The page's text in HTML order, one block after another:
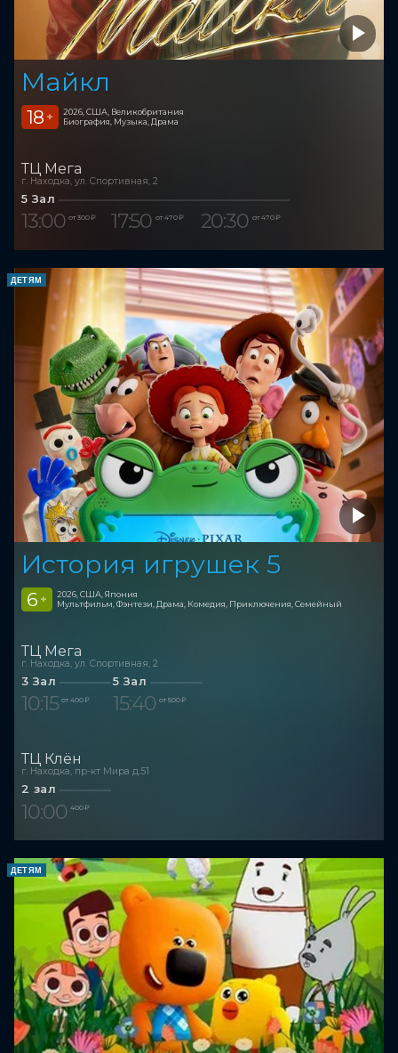
Майкл
18 +
2026, США, Великобритания
Биография, Музыка, Драма
ТЦ Мега
г. Находка, ул. Спортивная, 2
5 Зал
13:00 от 300 ₽ 17:50 от 470 ₽ 20:30 от 470 ₽
ДЕТЯМ
История игрушек 5
6 +
2026, США, Япония
Мультфильм, Фэнтези, Драма, Комедия, Приключения, Семейный
ТЦ Мега
г. Находка, ул. Спортивная, 2
3 Зал
10:15 от 400 ₽
5 Зал
15:40 от 500 ₽
ТЦ Клён
г. Находка, пр-кт Мира д.51
2 зал
10:00 400 ₽
ДЕТЯМ